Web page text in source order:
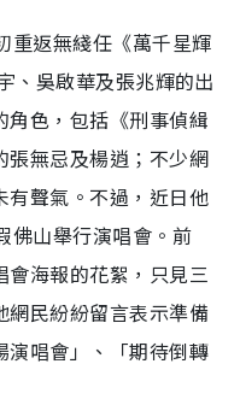
重返無綫任《萬千星輝
、吳啟華及張兆輝的出
色，包括《刑事偵緝
張無忌及楊逍；不少網
有聲氣。不過，近日他
佛山舉行演唱會。前
海報的花絮，只見三
網民紛紛留言表示準備
演唱會」、「期待倒轉